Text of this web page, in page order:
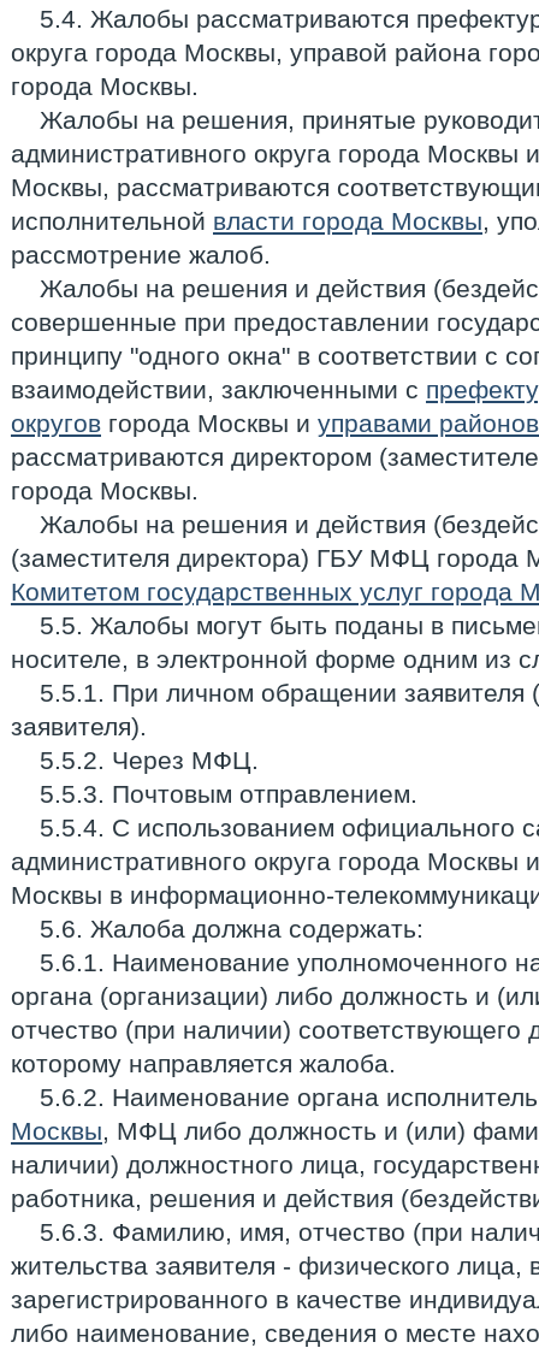
5.4. Жалобы рассматриваются
округа города Москвы, управой района
города Москвы.
Жалобы на решения, принятые
административного округа города Москвы
Москвы, рассматриваются
исполнительной власти города Москвы,
рассмотрение жалоб.
Жалобы на решения и действия
совершенные при предоставлении
принципу "одного окна" в соответствии с
взаимодействии, заключенными с
округов города Москвы и управами районов
рассматриваются директором
города Москвы.
Жалобы на решения и действия
(заместителя директора) ГБУ МФЦ города
Комитетом государственных услуг города
5.5. Жалобы могут быть поданы в
носителе, в электронной форме одним из
5.5.1. При личном обращении заявителя
заявителя).
5.5.2. Через МФЦ.
5.5.3. Почтовым отправлением.
5.5.4. С использованием официального
административного округа города Москвы
Москвы в информационно-
5.6. Жалоба должна содержать:
5.6.1. Наименование уполномоченного
органа (организации) либо должность и
отчество (при наличии) соответствующего
которому направляется жалоба.
5.6.2. Наименование органа
Москвы, МФЦ либо должность и (или)
наличии) должностного лица,
работника, решения и действия
5.6.3. Фамилию, имя, отчество (при
жительства заявителя - физического лица,
зарегистрированного в качестве
либо наименование, сведения о месте